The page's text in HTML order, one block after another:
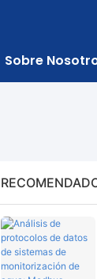
Sobre